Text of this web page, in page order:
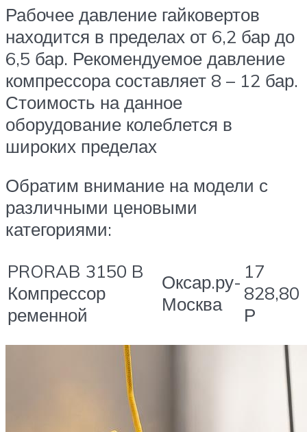
Рабочее давление гайковертов
находится в пределах от 6,2 бар до
6,5 бар. Рекомендуемое давление
компрессора составляет 8 – 12 бар.
Стоимость на данное
оборудование колеблется в
широких пределах
Обратим внимание на модели с
различными ценовыми
категориями:
PRORAB 3150 B
Компрессор
ременной
Оксар.ру-
Москва
17
828,80
Р